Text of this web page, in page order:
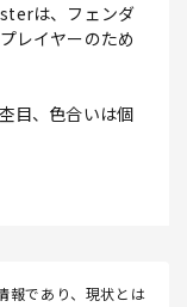
は、フェンダ
レイヤーのため
目、色合いは個
報であり、現状とは